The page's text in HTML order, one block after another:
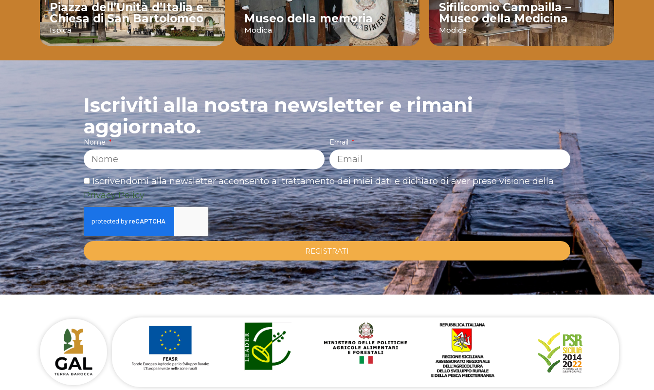
Piazza dell’Unità d’Italia e
Chiesa di San Bartolomeo
Ispica
Museo della memoria
Modica
Sifilicomio Campailla –
Museo della Medicina
Modica
Iscriviti alla nostra newsletter e rimani
aggiornato.
Nome Email
Iscrivendomi alla newsletter acconsento al trattamento dei miei dati e dichiaro di aver preso visione della
Privacy Policy
REGISTRATI